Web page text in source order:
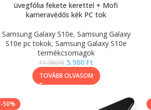
üvegfólia fekete kerettel + Mofi
kameravédős kék PC tok
Samsung Galaxy S10e, Samsung Galaxy
S10e pc tokok, Samsung Galaxy S10e
termékcsomagok
11.980Ft 5.980 Ft
TOVÁBB OLVASOM
-50%